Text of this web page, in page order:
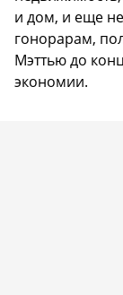
и дом, и еще
гонорарам,
Мэттью до
экономии.